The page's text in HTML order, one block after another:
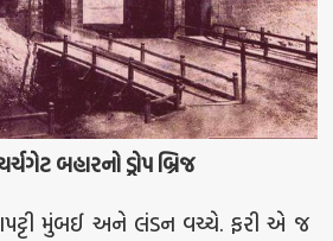
બહારનો ડ્રોપ બ્રિજ
મુંબઈ અને લંડન વચ્ચે. ફરી એ જ